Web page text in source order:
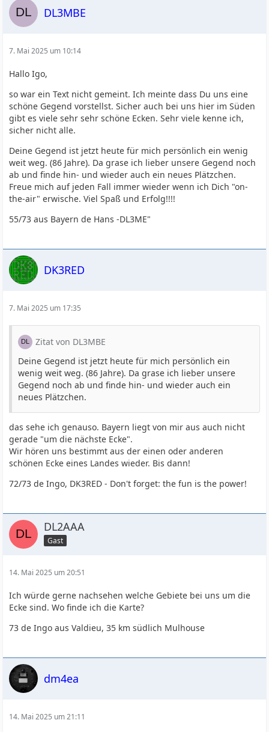
DL3MBE
7. Mai 2025 um 10:14
Hallo Igo,
so war ein Text nicht gemeint. Ich meinte dass Du uns eine
schöne Gegend vorstellst. Sicher auch bei uns hier im Süden
gibt es viele sehr sehr schöne Ecken. Sehr viele kenne ich,
sicher nicht alle.
Deine Gegend ist jetzt heute für mich persönlich ein wenig
weit weg. (86 Jahre). Da grase ich lieber unsere Gegend noch
ab und finde hin- und wieder auch ein neues Plätzchen.
Freue mich auf jeden Fall immer wieder wenn ich Dich "on-
the-air" erwische. Viel Spaß und Erfolg!!!!
55/73 aus Bayern de Hans -DL3ME"
DK3RED
7. Mai 2025 um 17:35
Zitat von DL3MBE
Deine Gegend ist jetzt heute für mich persönlich ein
wenig weit weg. (86 Jahre). Da grase ich lieber unsere
Gegend noch ab und finde hin- und wieder auch ein
neues Plätzchen.
das sehe ich genauso. Bayern liegt von mir aus auch nicht
gerade "um die nächste Ecke".
Wir hören uns bestimmt aus der einen oder anderen
schönen Ecke eines Landes wieder. Bis dann!
72/73 de Ingo, DK3RED - Don't forget: the fun is the power!
DL2AAA
Gast
14. Mai 2025 um 20:51
Ich würde gerne nachsehen welche Gebiete bei uns um die
Ecke sind. Wo finde ich die Karte?
73 de Ingo aus Valdieu, 35 km südlich Mulhouse
dm4ea
14. Mai 2025 um 21:11